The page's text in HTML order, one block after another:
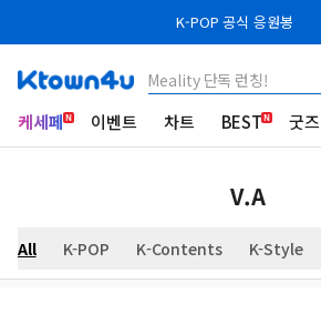
K-POP 공식 응원봉
Meality 단독 런칭!
케세페 이벤트 차트 BEST 굿즈
V.A
All K-POP K-Contents K-Style